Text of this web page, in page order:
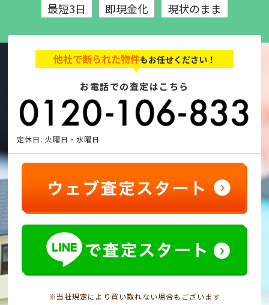
最短3日 即現金化 現状のまま
他社で断られた物件もお任せください！
お電話での査定はこちら
定休日: 火曜日・水曜日
※当社規定により買い取れない場合もございます